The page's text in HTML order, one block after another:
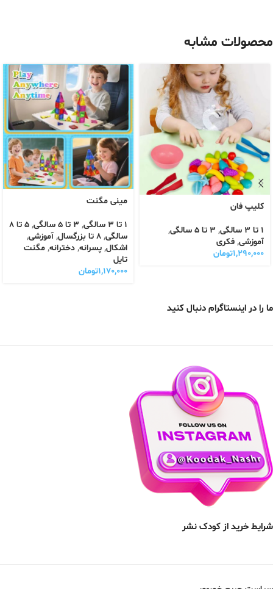
محصولات مشابه
کلیپ فان
1 تا 3 سالگی , 3 تا 5 سالگی
,
آموزشی, فکری
۱,۲۹۰,۰۰۰تومان
مینی مگنت
1 تا 3 سالگی , 3 تا 5 سالگی ,
5 تا 8
سالگی, 8 تا بزرگسال , آموزشی,
اشکال, پسرانه, دخترانه, مگنت
تایل
۱,۱۷۰,۰۰۰تومان
ما را در اینستاگرام دنبال کنید
شرایط خرید از کودک نشر